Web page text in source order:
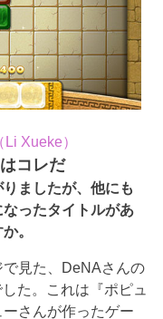
Xueke）
コレだ
ましたが、他にも
ったタイトルがあ
。
見た、DeNAさんの
た。これは『ポピュ
さんが作ったゲー